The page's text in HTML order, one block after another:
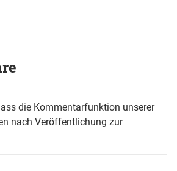
die Kommentarfunktion unserer
nach Veröffentlichung zur